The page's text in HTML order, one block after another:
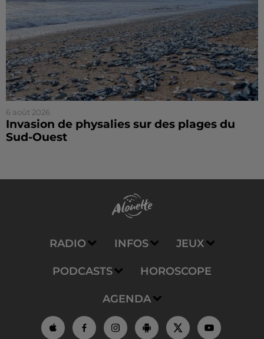
6 août 2026
Invasion de physalies sur des plages du
Sud-Ouest
RADIO INFOS JEUX
PODCASTS HOROSCOPE
AGENDA